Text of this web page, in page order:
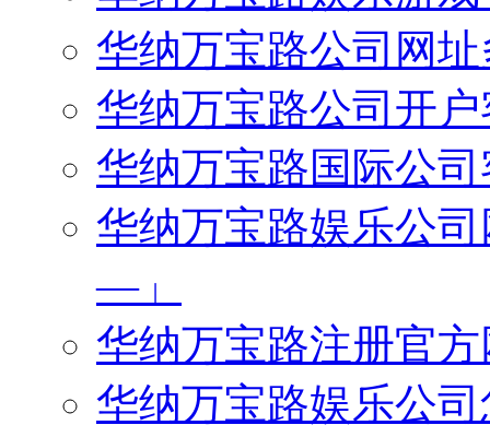
华纳万宝路公司网
华纳万宝路公司开
华纳万宝路国际公
华纳万宝路娱乐公
—」
华纳万宝路注册官
华纳万宝路娱乐公